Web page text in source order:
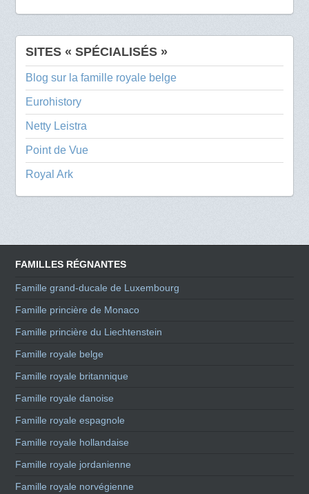
SITES « SPÉCIALISÉS »
Blog sur la famille royale belge
Eurohistory
Netty Leistra
Point de Vue
Royal Ark
FAMILLES RÉGNANTES
Famille grand-ducale de Luxembourg
Famille princière de Monaco
Famille princière du Liechtenstein
Famille royale belge
Famille royale britannique
Famille royale danoise
Famille royale espagnole
Famille royale hollandaise
Famille royale jordanienne
Famille royale norvégienne